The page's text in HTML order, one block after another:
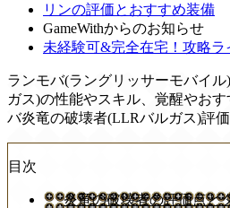
リンの評価とおすすめ装備
GameWithからのお知らせ
未経験可&完全在宅！攻略ラ
ランモバ(ラングリッサーモバイ
ガス)の性能やスキル、覚醒やお
バ炎竜の破壊者(LLRバルガス)評価
目次
炎竜の破壊者の評価点と